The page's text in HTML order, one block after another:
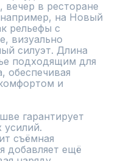
вечер в ресторане
на Новый
рельефы с
визуально
силуэт. Длина
подходящим для
обеспечивая
и
гарантирует
усилий.
съёмная
добавляет ещё